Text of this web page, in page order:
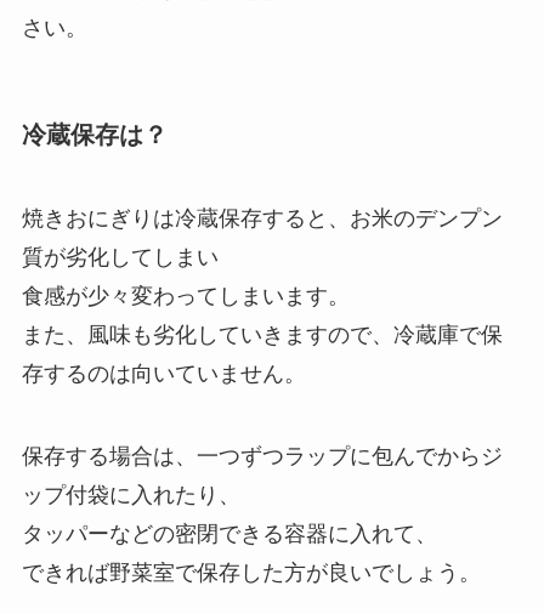
さい。
冷蔵保存は？
焼きおにぎりは冷蔵保存すると、お米のデンプン
質が劣化してしまい
食感が少々変わってしまいます。
また、風味も劣化していきますので、冷蔵庫で保
存するのは向いていません。
保存する場合は、一つずつラップに包んでからジ
ップ付袋に入れたり、
タッパーなどの密閉できる容器に入れて、
できれば野菜室で保存した方が良いでしょう。